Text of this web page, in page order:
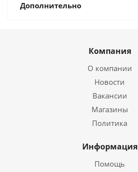
Дополнительно
Компания
О компании
Новости
Вакансии
Магазины
Политика
Информация
Помощь